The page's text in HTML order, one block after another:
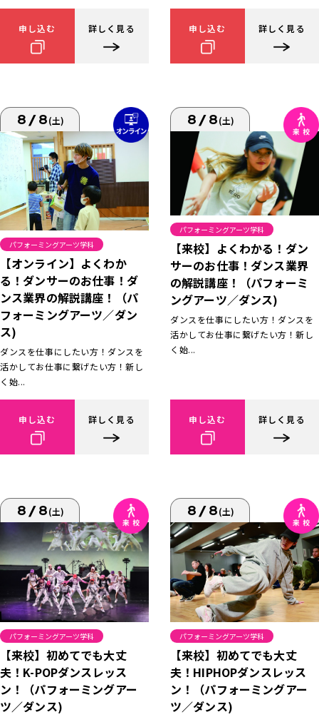
申し込む 詳しく見る 申し込む 詳しく見る
8/8(土)
パフォーミングアーツ学科
【オンライン】よくわか
る！ダンサーのお仕事！ダ
ンス業界の解説講座！（パ
フォーミングアーツ／ダン
ス)
ダンスを仕事にしたい方！ダンスを
活かしてお仕事に繋げたい方！新し
く始...
申し込む 詳しく見る
8/8(土)
パフォーミングアーツ学科
【来校】よくわかる！ダン
サーのお仕事！ダンス業界
の解説講座！（パフォーミ
ングアーツ／ダンス)
ダンスを仕事にしたい方！ダンスを
活かしてお仕事に繋げたい方！新し
く始...
申し込む 詳しく見る
8/8(土)
パフォーミングアーツ学科
【来校】初めてでも大丈
夫！K-POPダンスレッス
ン！（パフォーミングアー
ツ／ダンス)
8/8(土)
パフォーミングアーツ学科
【来校】初めてでも大丈
夫！HIPHOPダンスレッス
ン！（パフォーミングアー
ツ／ダンス)